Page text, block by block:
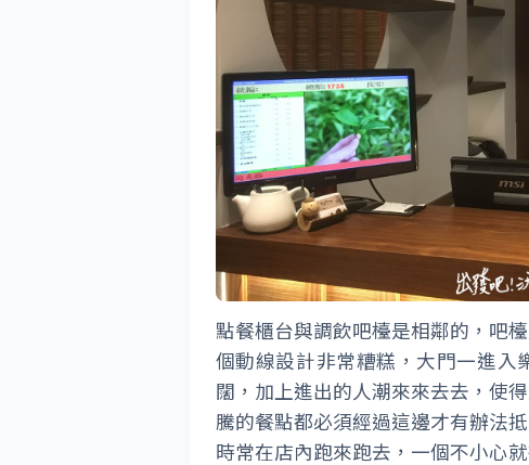
點餐櫃台與調飲吧檯是相鄰的，吧
個動線設計非常糟糕，大門一進入
闊，加上進出的人潮來來去去，使
騰的餐點都必須經過這邊才有辦法
時常在店內跑來跑去，一個不小心